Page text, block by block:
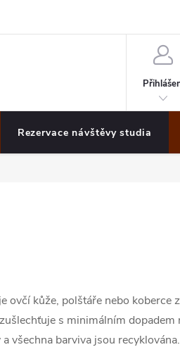
Rezervace návštěvy studia
kůže, polštáře nebo koberce
s minimálním dopadem
všechna barviva jsou recyklována.